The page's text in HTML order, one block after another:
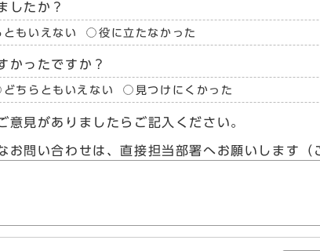
したか？
ともいえない 役に立たなかった
かったですか？
どちらともいえない 見つけにくかった
意見がありましたらご記入ください。
お問い合わせは、直接担当部署へお願いします